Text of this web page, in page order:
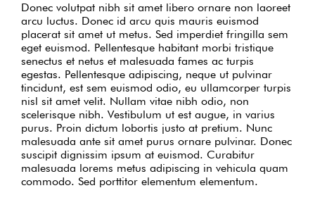
Donec volutpat nibh sit amet libero ornare non laoreet
arcu luctus. Donec id arcu quis mauris euismod
placerat sit amet ut metus. Sed imperdiet fringilla sem
eget euismod. Pellentesque habitant morbi tristique
senectus et netus et malesuada fames ac turpis
egestas. Pellentesque adipiscing, neque ut pulvinar
tincidunt, est sem euismod odio, eu ullamcorper turpis
nisl sit amet velit. Nullam vitae nibh odio, non
scelerisque nibh. Vestibulum ut est augue, in varius
purus. Proin dictum lobortis justo at pretium. Nunc
malesuada ante sit amet purus ornare pulvinar. Donec
suscipit dignissim ipsum at euismod. Curabitur
malesuada lorems metus adipiscing in vehicula quam
commodo. Sed porttitor elementum elementum.